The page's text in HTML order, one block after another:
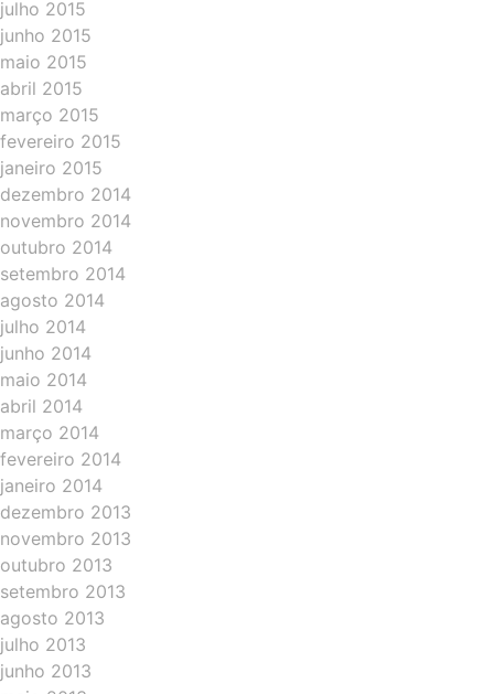
julho 2015
junho 2015
maio 2015
abril 2015
março 2015
fevereiro 2015
janeiro 2015
dezembro 2014
novembro 2014
outubro 2014
setembro 2014
agosto 2014
julho 2014
junho 2014
maio 2014
abril 2014
março 2014
fevereiro 2014
janeiro 2014
dezembro 2013
novembro 2013
outubro 2013
setembro 2013
agosto 2013
julho 2013
junho 2013